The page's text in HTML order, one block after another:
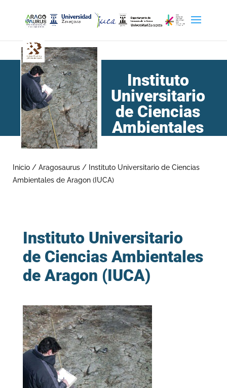
Instituto
Universitario
de Ciencias
Ambientales
Inicio / Aragosaurus / Instituto Universitario de Ciencias
Ambientales de Aragon (IUCA)
Instituto Universitario
de Ciencias Ambientales
de Aragon (IUCA)